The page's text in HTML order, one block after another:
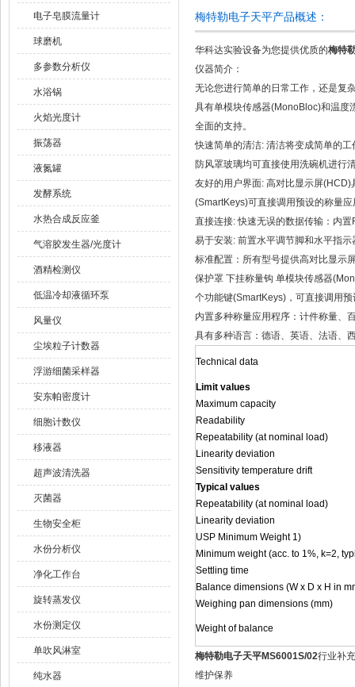
电子皂膜流量计
球磨机
多参数分析仪
水浴锅
火焰光度计
振荡器
液氮罐
发酵系统
水热合成反应釜
气溶胶发生器/光度计
酒精检测仪
低温冷却液循环泵
风量仪
尘埃粒子计数器
浮游细菌采样器
安东帕密度计
细胞计数仪
移液器
超声波清洗器
灭菌器
生物安全柜
水份分析仪
净化工作台
旋转蒸发仪
水份测定仪
单吹风淋室
纯水器
梅特勒电子天平产品概述：
华科达实验设备为您提供优质的梅特
仪器简介：
无论您进行简单的日常工作，还是复
具有单模块传感器(MonoBloc)和温度
全面的支持。
快速简单的清洁: 清洁将变成简单的
防风罩玻璃均可直接使用洗碗机进行
友好的用户界面: 高对比显示屏
(SmartKeys)可直接调用预设的称量应
直接连接: 快速无误的数据传输：内
易于安装: 前置水平调节脚和水平指
标准配置：所有型号提供高对比显示
保护罩 下挂称量钩 单模块传感器
个功能键(SmartKeys)，可直接调用
内置多种称量应用程序：计件称量、
具有多种语言：德语、英语、法语、
Technical data
Limit values
Maximum capacity
Readability
Repeatability (at nominal load)
Linearity deviation
Sensitivity temperature drift
Typical values
Repeatability (at nominal load)
Linearity deviation
USP Minimum Weight 1)
Minimum weight (acc. to 1%, k=2,
Settling time
Balance dimensions (W x D x H in
Weighing pan dimensions (mm)
Weight of balance
梅特勒电子天平MS6001S/02行业补
维护保养